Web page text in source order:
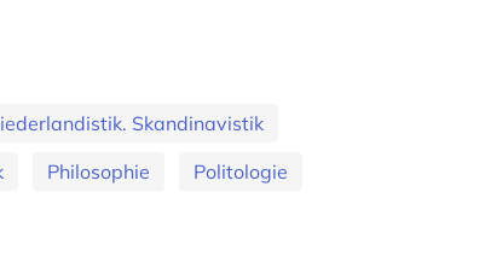
Skandinavistik
Philosophie Politologie